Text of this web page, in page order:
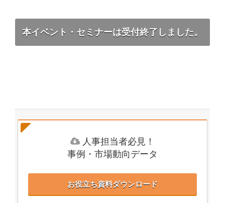
本イベント・セミナーは受付終了しました。
人事担当者必見！
事例・市場動向データ
お役立ち資料ダウンロード